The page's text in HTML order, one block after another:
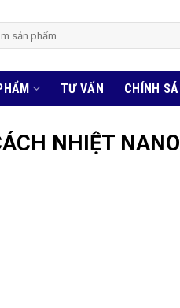
TƯ VẤN CHÍNH
NHIỆT